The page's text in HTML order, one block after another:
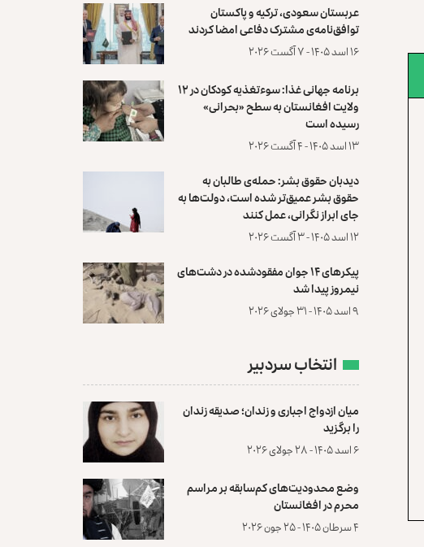
عربستان سعودی، ترکیه و پاکستان
توافق‌نامه‌ی مشترک دفاعی امضا کردند
۱۶ اسد ۱۴۰۵ - ۷ آگست ۲۰۲۶
برنامه جهانی غذا: سوءتغذیه کودکان در ۱۲
ولایت افغانستان به سطح «بحرانی»
رسیده است
۱۳ اسد ۱۴۰۵ - ۴ آگست ۲۰۲۶
دیدبان حقوق بشر: حمله‌ی طالبان به
حقوق بشر عمیق‌تر شده است، دولت‌ها به
جای ابراز نگرانی، عمل کنند
۱۲ اسد ۱۴۰۵ - ۳ آگست ۲۰۲۶
پیکرهای ۱۴ جوان مفقودشده در دشت‌های
نیمروز پیدا شد
۹ اسد ۱۴۰۵ - ۳۱ جولای ۲۰۲۶
انتخاب سردبیر
میان ازدواج اجباری و زندان؛ صدیقه زندان
را برگزید
۶ اسد ۱۴۰۵ - ۲۸ جولای ۲۰۲۶
وضع محدودیت‌های کم‌سابقه بر مراسم
محرم در افغانستان
۴ سرطان ۱۴۰۵ - ۲۵ جون ۲۰۲۶